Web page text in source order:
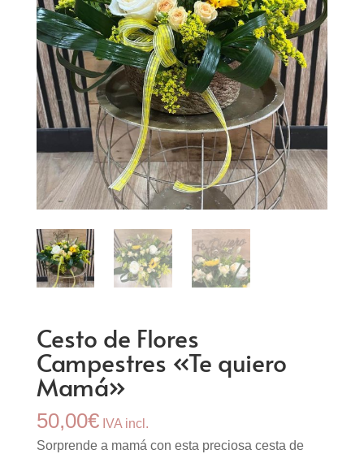
Cesto de Flores
Campestres «Te quiero
Mamá»
50,00€ IVA incl.
Sorprende a mamá con esta preciosa cesta de